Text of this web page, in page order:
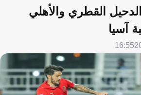
القطري والأهلي
آسيا
16:55